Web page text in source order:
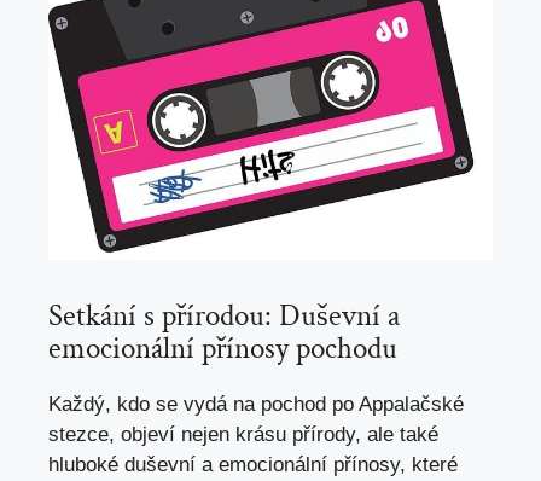
Setkání s přírodou: Duševní a
emocionální přínosy pochodu
Každý, kdo se vydá na pochod po Appalačské
stezce, objeví nejen krásu přírody, ale také
hluboké duševní a emocionální přínosy, které